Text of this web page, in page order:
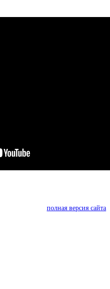
полная версия сайта